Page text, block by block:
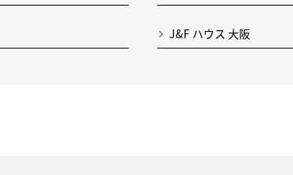
J&F ハウス 大阪